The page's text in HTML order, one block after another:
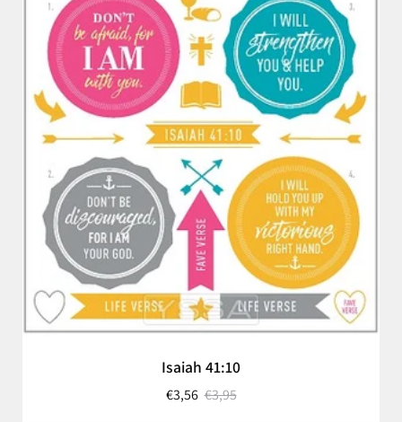
Isaiah 41:10
€3,56 €3,95